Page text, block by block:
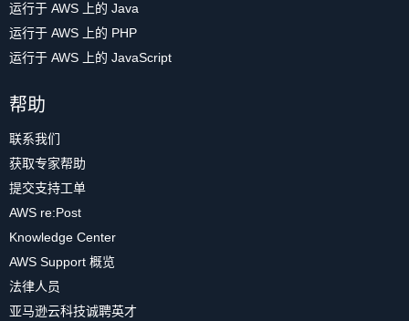
运行于 AWS 上的 Java
运行于 AWS 上的 PHP
运行于 AWS 上的 JavaScript
帮助
联系我们
获取专家帮助
提交支持工单
AWS re:Post
Knowledge Center
AWS Support 概览
法律人员
亚马逊云科技诚聘英才